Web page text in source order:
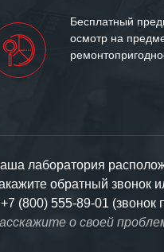
Бесплатный
осмотр на
лаборатория
обратный звонок
+7 (800) 555-89-01 (звонок
о своей